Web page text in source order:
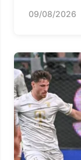
09/08/2026